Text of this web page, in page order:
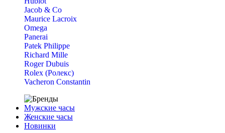
Jacob & Co
Maurice Lacroix
Omega
Panerai
Patek Philippe
Richard Mille
Roger Dubuis
Rolex (Ролекс)
Vacheron Constantin
Мужские часы
Женские часы
Новинки